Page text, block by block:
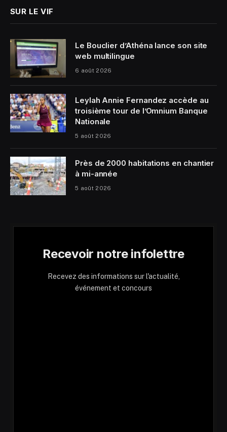
SUR LE VIF
Le Bouclier d’Athéna lance son site
web multilingue
6 août 2026
Leylah Annie Fernandez accède au
troisième tour de l’Omnium Banque
Nationale
5 août 2026
Près de 2000 habitations en chantier
à mi-année
5 août 2026
Recevoir notre infolettre
Recevez des informations sur l'actualité,
événement et concours